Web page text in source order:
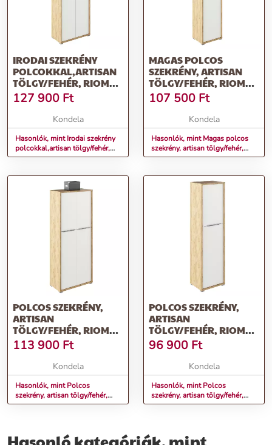
IRODAI SZEKRÉNY
POLCOKKAL,ARTISAN
TÖLGY/FEHÉR, RIOMA
TYP 05
127 900 Ft
Kondela
Hasonlók, mint Irodai szekrény
polcokkal,artisan tölgy/fehér,
RIOMA TYP 05
MAGAS POLCOS
SZEKRÉNY, ARTISAN
TÖLGY/FEHÉR, RIOMA
TYP 06
107 500 Ft
Kondela
Hasonlók, mint Magas polcos
szekrény, artisan tölgy/fehér,
RIOMA TYP 06
POLCOS SZEKRÉNY,
ARTISAN
TÖLGY/FEHÉR, RIOMA
TYP 07
113 900 Ft
Kondela
Hasonlók, mint Polcos
szekrény, artisan tölgy/fehér,
RIOMA TYP 07
POLCOS SZEKRÉNY,
ARTISAN
TÖLGY/FEHÉR, RIOMA
TYP 08
96 900 Ft
Kondela
Hasonlók, mint Polcos
szekrény, artisan tölgy/fehér,
RIOMA TYP 08